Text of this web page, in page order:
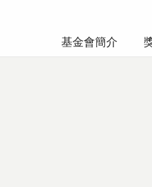
基金會簡介